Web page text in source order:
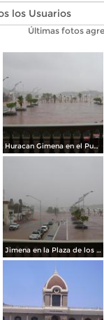
Fotos
Últimas fotos
Huracan Gimena en el Puerto de Guaymas
Jimena en la Plaza de los 3 presidentes